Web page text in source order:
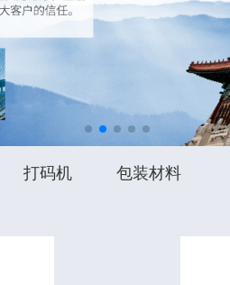
打码机 包装材料